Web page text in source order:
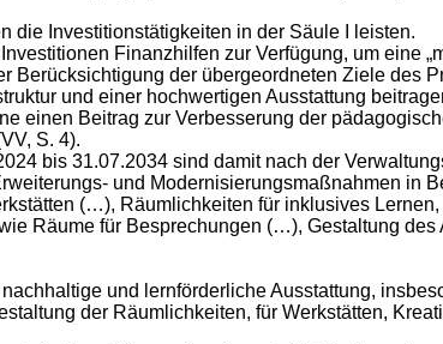
die Investitionstätigkeiten in der Säule I leisten.
Finanzhilfen zur Verfügung, um eine
Berücksichtigung der übergeordneten Ziele des
und einer hochwertigen Ausstattung
einen Beitrag zur Verbesserung der
S. 4).
bis 31.07.2034 sind damit nach der
und Modernisierungsmaßnahmen in
(…), Räumlichkeiten für inklusives
Räume für Besprechungen (…), Gestaltung
und lernförderliche Ausstattung,
der Räumlichkeiten, für Werkstätten,